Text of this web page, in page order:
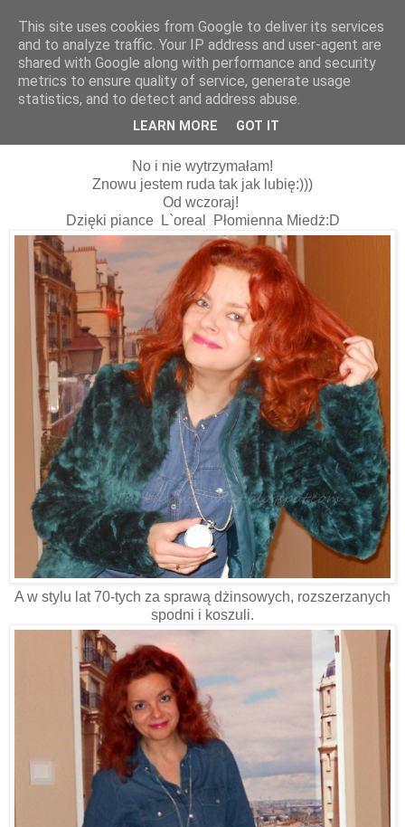
16 stycznia 2015
Ruda....w stylu lat 70-tych;)
No i nie wytrzymałam!
Znowu jestem ruda tak jak lubię:)))
Od wczoraj!
Dzięki piance L`oreal Płomienna Miedż:D
A w stylu lat 70-tych za sprawą dżinsowych, rozszerzanych
spodni i koszuli.
This site uses cookies from Google to deliver its services
and to analyze traffic. Your IP address and user-agent are
shared with Google along with performance and security
metrics to ensure quality of service, generate usage
statistics, and to detect and address abuse.
LEARN MORE GOT IT